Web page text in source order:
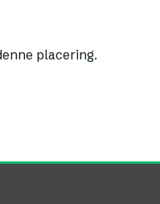
placering.